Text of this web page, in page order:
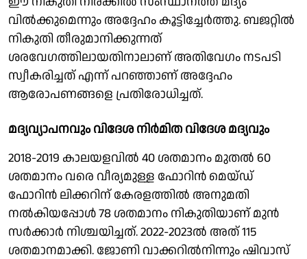
വില്‍ക്കുമെന്നും അദ്ദേഹം കൂട്ടിച്ചേര്‍ത്തു. ബജറ്റില്‍
നികുതി തീരുമാനിക്കുന്നത്
ശരവേഗത്തിലായതിനാലാണ് അതിവേഗം നടപടി
സ്വീകരിച്ചത് എന്ന് പറഞ്ഞാണ് അദ്ദേഹം
ആരോപണങ്ങളെ പ്രതിരോധിച്ചത്.
മദ്യവ്യാപനവും വിദേശ നിര്‍മിത വിദേശ മദ്യവും
2018-2019 കാലയളവില്‍ 40 ശതമാനം മുതല്‍ 60
ശതമാനം വരെ വീര്യമുള്ള ഫോറിന്‍ മെയ്ഡ്
ഫോറിന്‍ ലിക്കറിന് കേരളത്തില്‍ അനുമതി
നല്‍കിയപ്പോള്‍ 78 ശതമാനം നികുതിയാണ് മുന്‍
സര്‍ക്കാര്‍ നിശ്ചയിച്ചത്. 2022-2023ല്‍ അത് 115
ശതമാനമാക്കി. ജോണി വാക്കറില്‍നിന്നും ഷിവാസ്